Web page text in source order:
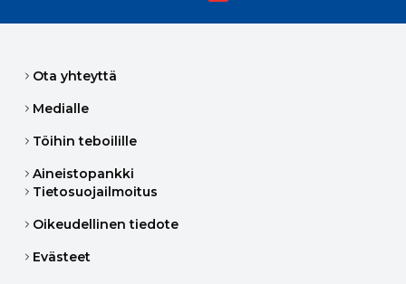
Ota yhteyttä
Medialle
Töihin teboilille
Aineistopankki
Tietosuojailmoitus
Oikeudellinen tiedote
Evästeet